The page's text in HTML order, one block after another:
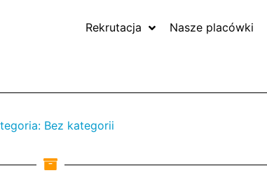
Rekrutacja Nasze placówki
Bez kategorii